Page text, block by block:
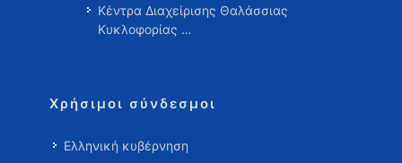
Κέντρα Διαχείρισης Θαλάσσιας
Κυκλοφορίας …
Χρήσιμοι σύνδεσμοι
Ελληνική κυβέρνηση